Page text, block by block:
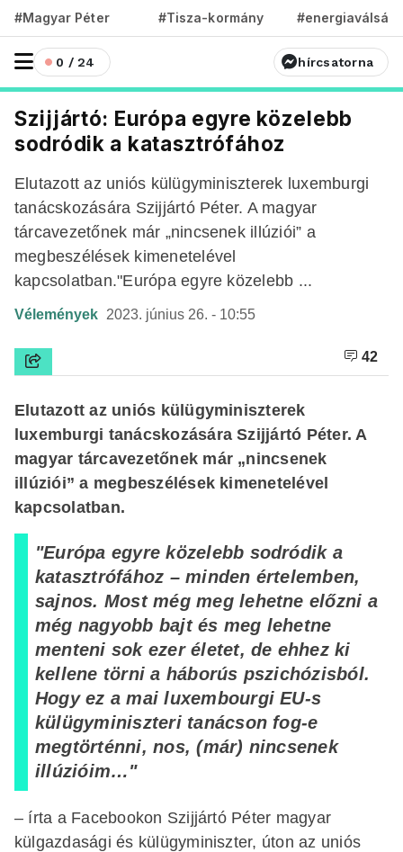
#Magyar Péter #Tisza-kormány #energiaválság
0 / 24 hírcsatorna
Szijjártó: Európa egyre közelebb
sodródik a katasztrófához
Elutazott az uniós külügyminiszterek luxemburgi
tanácskozására Szijjártó Péter. A magyar
tárcavezetőnek már „nincsenek illúziói” a
megbeszélések kimenetelével
kapcsolatban."Európa egyre közelebb ...
Vélemények 2023. június 26. - 10:55
42
Elutazott az uniós külügyminiszterek
luxemburgi tanácskozására Szijjártó Péter. A
magyar tárcavezetőnek már „nincsenek
illúziói” a megbeszélések kimenetelével
kapcsolatban.
"Európa egyre közelebb sodródik a
katasztrófához – minden értelemben,
sajnos. Most még meg lehetne előzni a
még nagyobb bajt és meg lehetne
menteni sok ezer életet, de ehhez ki
kellene törni a háborús pszichózisból.
Hogy ez a mai luxembourgi EU-s
külügyminiszteri tanácson fog-e
megtörténni, nos, (már) nincsenek
illúzióim…"
– írta a Facebookon Szijjártó Péter magyar
külgazdasági és külügyminiszter, úton az uniós